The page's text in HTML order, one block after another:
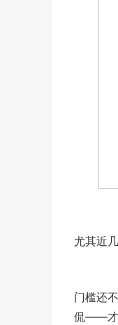
尤其近
门槛还
侃——才